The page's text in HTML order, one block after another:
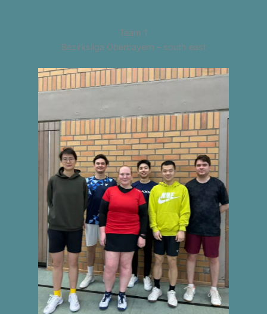
Team 1
Bezirksliga Oberbayern – south east